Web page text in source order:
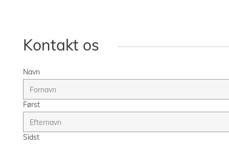
Kontakt os
Navn
Først
Sidst